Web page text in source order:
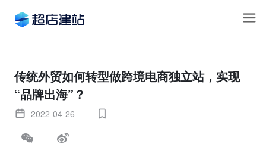
传统外贸如何转型做跨境电商独立站，实现
“品牌出海”？
2022-04-26